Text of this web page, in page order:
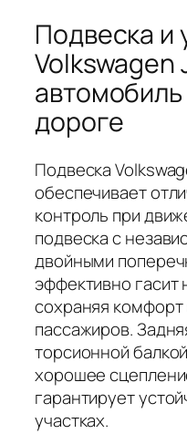
Подвеска и
Volkswagen
дороге
Подвеска
обеспечивает
контроль при
подвеска с
двойными
эффективно гасит
сохраняя комфорт
пассажиров.
торсионной
хорошее
гарантирует
участках.